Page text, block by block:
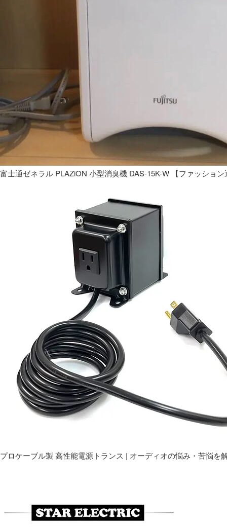
富士通ゼネラル PLAZiON 小型消臭機 DAS-15K-W 【ファッション
プロケーブル製 高性能電源トランス | オーディオの悩み・苦悩を